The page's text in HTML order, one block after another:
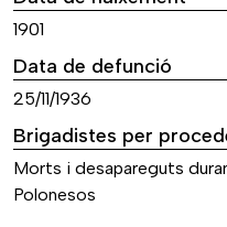
1901
Data de defunció
25/11/1936
Brigadistes per
Morts i desapareguts
Polonesos